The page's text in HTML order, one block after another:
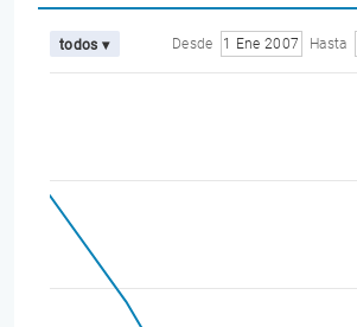
todos ▾ Desde 1 Ene 2007 Hasta